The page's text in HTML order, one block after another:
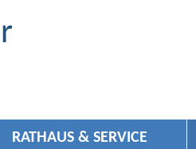
RATHAUS & SERVICE